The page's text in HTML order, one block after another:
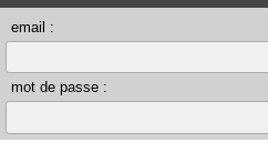
email :
mot de passe :